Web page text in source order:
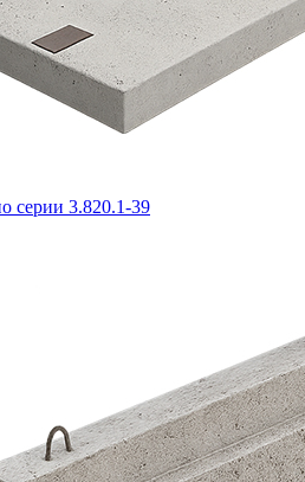
серии 3.820.1-39